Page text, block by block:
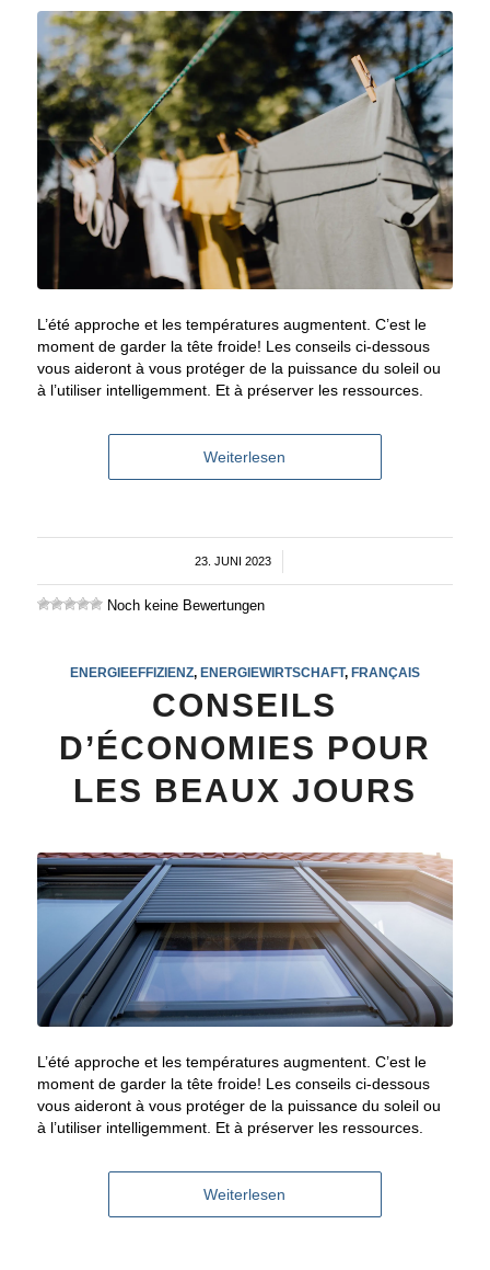
L’été approche et les températures augmentent. C’est le
moment de garder la tête froide! Les conseils ci-dessous
vous aideront à vous protéger de la puissance du soleil ou
à l’utiliser intelligemment. Et à préserver les ressources.
Weiterlesen
23. JUNI 2023
/
Noch keine Bewertungen
ENERGIEEFFIZIENZ, ENERGIEWIRTSCHAFT, FRANÇAIS
CONSEILS
D’ÉCONOMIES POUR
LES BEAUX JOURS
L’été approche et les températures augmentent. C’est le
moment de garder la tête froide! Les conseils ci-dessous
vous aideront à vous protéger de la puissance du soleil ou
à l’utiliser intelligemment. Et à préserver les ressources.
Weiterlesen